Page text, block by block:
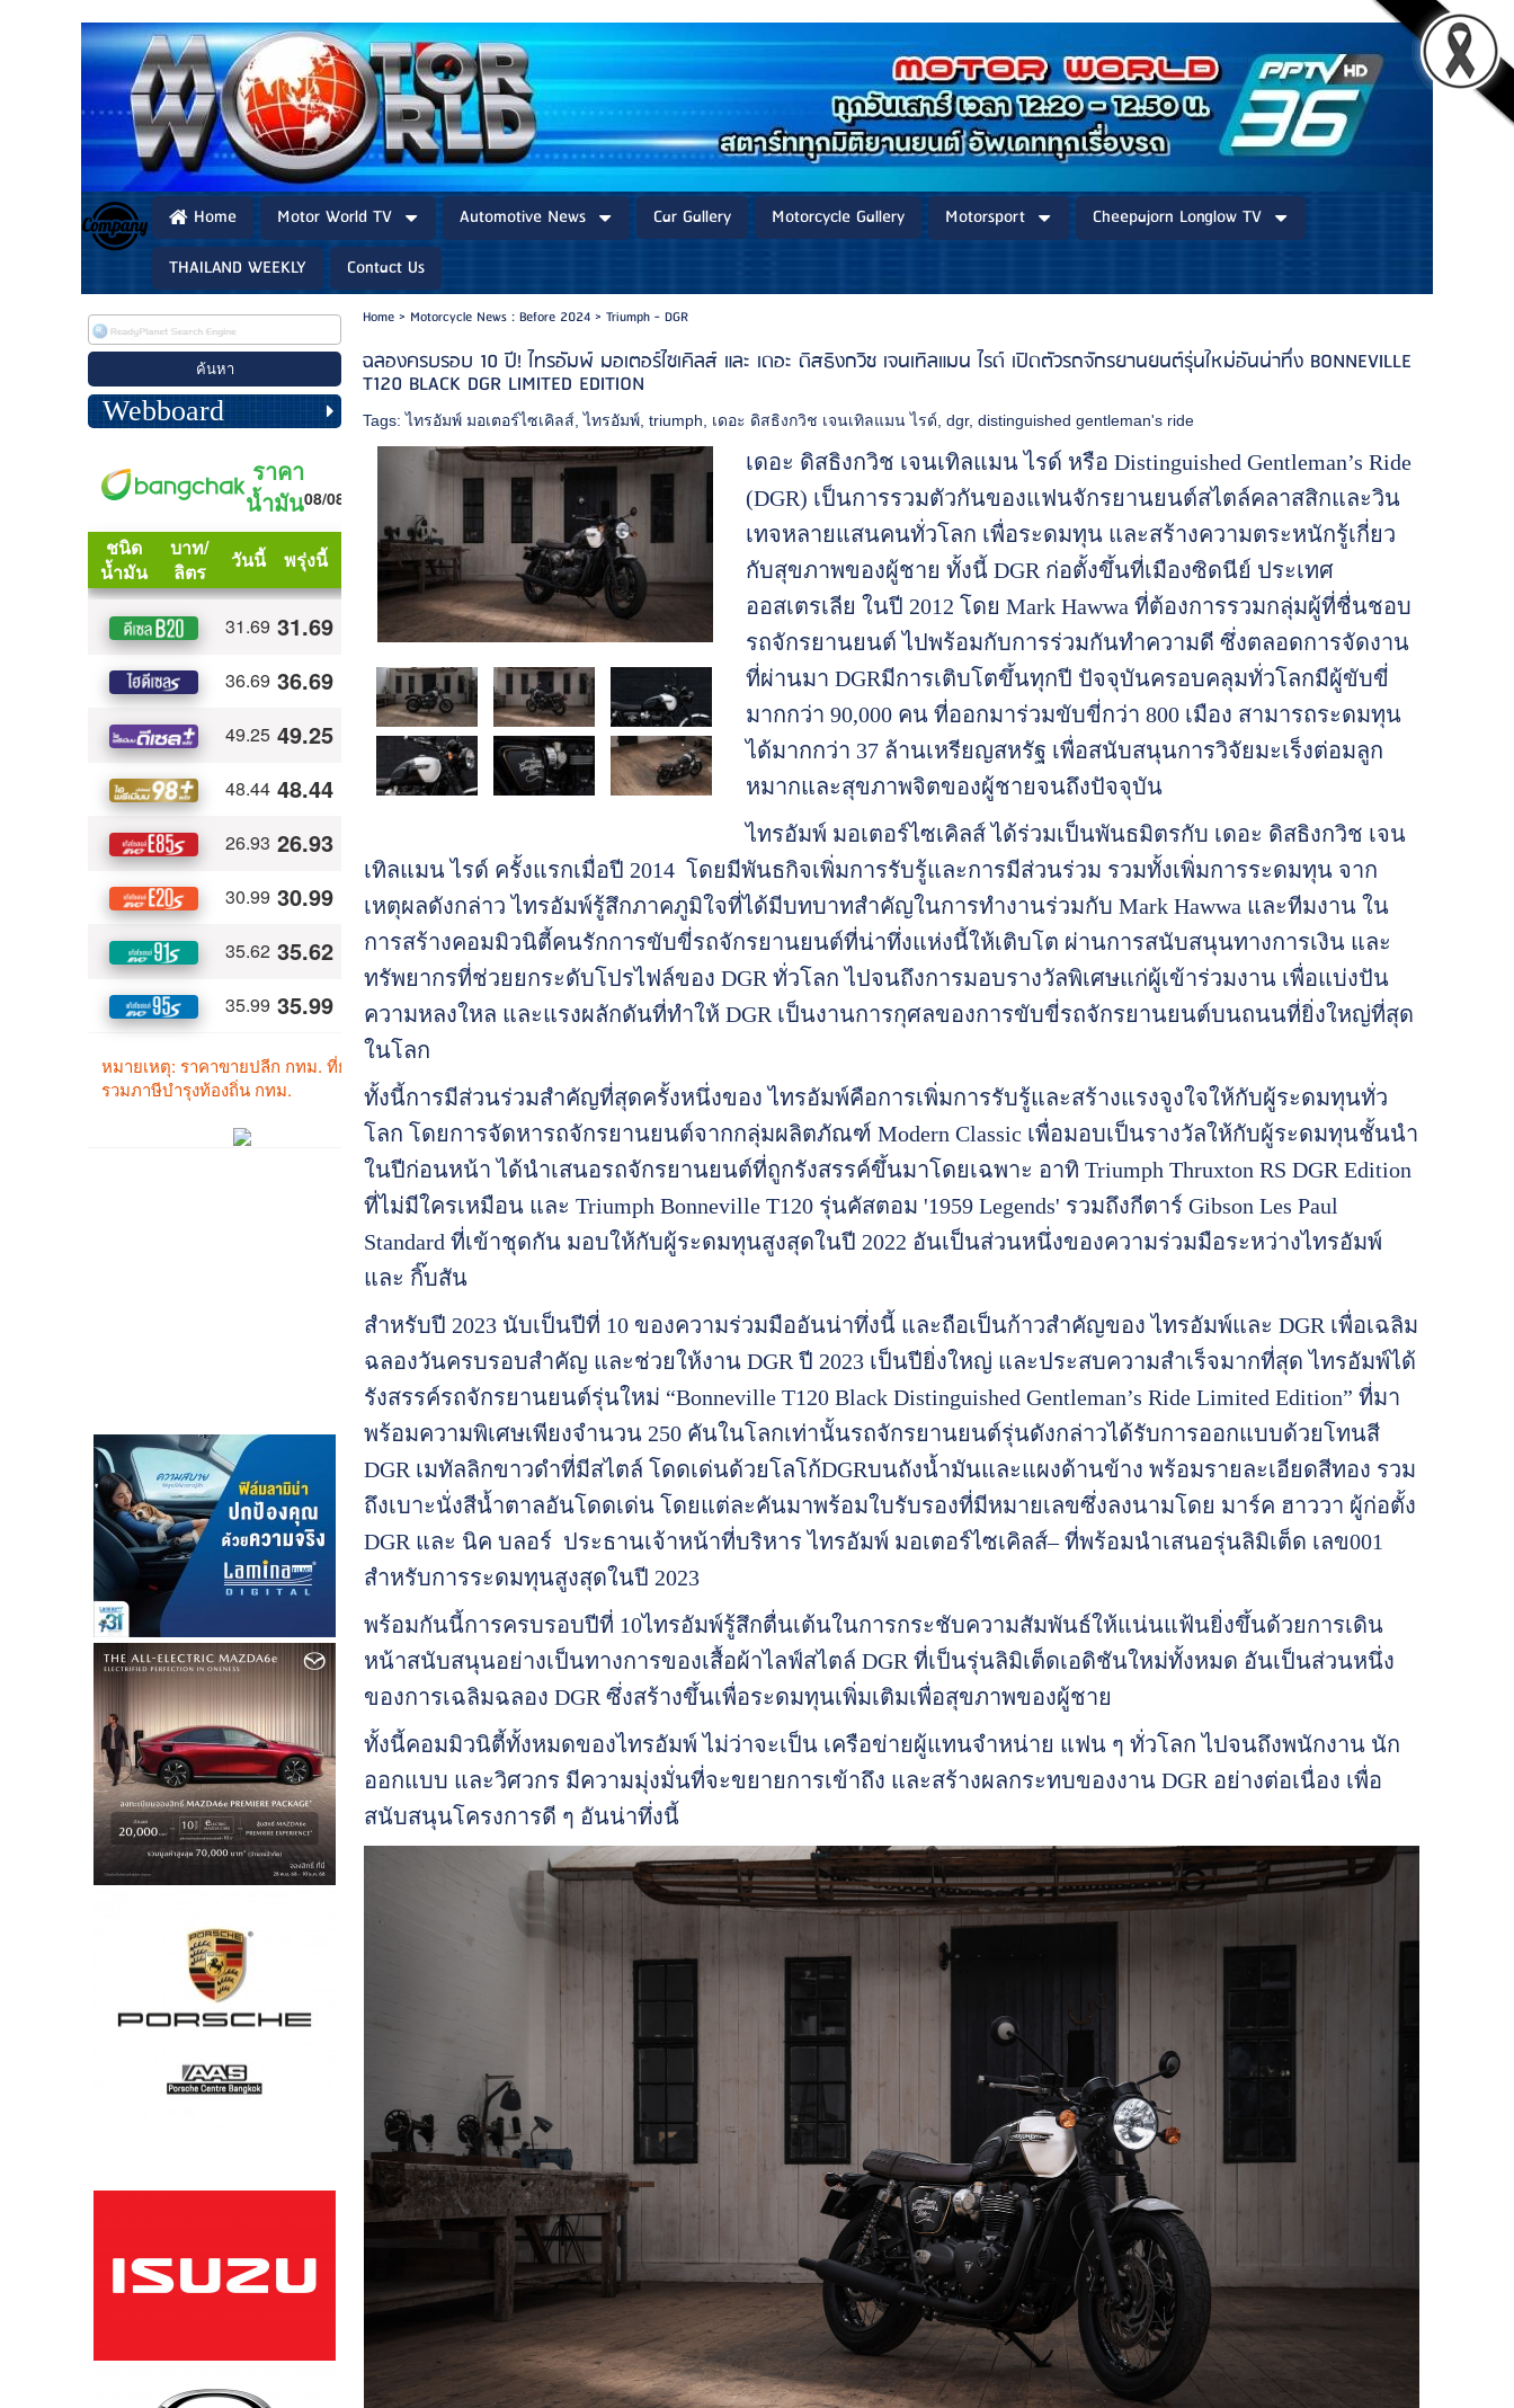
Home Motor World TV Automotive News Car Gallery Motorcycle Gallery Motorsport
Cheepajorn Longlow TV
THAILAND WEEKLY
Contact Us
Webboard
Home> Motorcycle News : Before 2024> Triumph - DGR
ฉลองครบรอบ 10 ปี! ไทรอัมพ์ มอเตอร์ไซเคิลส์ และ เดอะ ดิสธิงกวิช เจนเทิลแมน ไรด์ เปิดตัวรถจักรยานยนต์รุ่นใหม่อันน่าทึ่ง BONNEVILLE
T120 BLACK DGR LIMITED EDITION
Tags:ไทรอัมพ์ มอเตอร์ไซเคิลส์ ,ไทรอัมพ์ ,triumph เดอะ ดิสธิงกวิช เจนเทิลแมน ไรด์ ,dgr,distinguished gentleman's ride
เดอะ ดิสธิงกวิช เจนเทิลแมน ไรด์ หรือ Distinguished Gentleman’s Ride
(DGR) เป็นการรวมตัวกันของแฟนจักรยานยนต์สไตล์คลาสสิกและวิน
เทจหลายแสนคนทั่วโลก เพื่อระดมทุน และสร้างความตระหนักรู้เกี่ยว
กับสุขภาพของผู้ชาย ทั้งนี้ DGR ก่อตั้งขึ้นที่เมืองซิดนีย์ ประเทศ
ออสเตรเลีย ในปี 2012 โดย Mark Hawwa ที่ต้องการรวมกลุ่มผู้ที่ชื่นชอบ
รถจักรยานยนต์ ไปพร้อมกับการร่วมกันทำความดี ซึ่งตลอดการจัดงาน
ที่ผ่านมา DGRมีการเติบโตขึ้นทุกปี ปัจจุบันครอบคลุมทั่วโลกมีผู้ขับขี่
มากกว่า 90,000 คน ที่ออกมาร่วมขับขี่กว่า 800 เมือง สามารถระดมทุน
ได้มากกว่า 37 ล้านเหรียญสหรัฐ เพื่อสนับสนุนการวิจัยมะเร็งต่อมลูก
หมากและสุขภาพจิตของผู้ชายจนถึงปัจจุบัน
ไทรอัมพ์ มอเตอร์ไซเคิลส์ ได้ร่วมเป็นพันธมิตรกับ เดอะ ดิสธิงกวิช เจน
เทิลแมน ไรด์ ครั้งแรกเมื่อปี 2014 โดยมีพันธกิจเพิ่มการรับรู้และการมีส่วนร่วม รวมทั้งเพิ่มการระดมทุน จาก
เหตุผลดังกล่าว ไทรอัมพ์รู้สึกภาคภูมิใจที่ได้มีบทบาทสำคัญในการทำงานร่วมกับ Mark Hawwa และทีมงาน ใน
การสร้างคอมมิวนิตี้คนรักการขับขี่รถจักรยานยนต์ที่น่าทึ่งแห่งนี้ให้เติบโต ผ่านการสนับสนุนทางการเงิน และ
ทรัพยากรที่ช่วยยกระดับโปรไฟล์ของ DGR ทั่วโลก ไปจนถึงการมอบรางวัลพิเศษแก่ผู้เข้าร่วมงาน เพื่อแบ่งปัน
ความหลงใหล และแรงผลักดันที่ทำให้ DGR เป็นงานการกุศลของการขับขี่รถจักรยานยนต์บนถนนที่ยิ่งใหญ่ที่สุด
ในโลก
ทั้งนี้การมีส่วนร่วมสำคัญที่สุดครั้งหนึ่งของ ไทรอัมพ์คือการเพิ่มการรับรู้และสร้างแรงจูงใจให้กับผู้ระดมทุนทั่ว
โลก โดยการจัดหารถจักรยานยนต์จากกลุ่มผลิตภัณฑ์ Modern Classic เพื่อมอบเป็นรางวัลให้กับผู้ระดมทุนชั้นนำ
ในปีก่อนหน้า ได้นำเสนอรถจักรยานยนต์ที่ถูกรังสรรค์ขึ้นมาโดยเฉพาะ อาทิ Triumph Thruxton RS DGR Edition
ที่ไม่มีใครเหมือน และ Triumph Bonneville T120 รุ่นคัสตอม '1959 Legends' รวมถึงกีตาร์ Gibson Les Paul
Standard ที่เข้าชุดกัน มอบให้กับผู้ระดมทุนสูงสุดในปี 2022 อันเป็นส่วนหนึ่งของความร่วมมือระหว่างไทรอัมพ์
และ กิ๊บสัน
สำหรับปี 2023 นับเป็นปีที่ 10 ของความร่วมมืออันน่าทึ่งนี้ และถือเป็นก้าวสำคัญของ ไทรอัมพ์และ DGR เพื่อเฉลิม
ฉลองวันครบรอบสำคัญ และช่วยให้งาน DGR ปี 2023 เป็นปียิ่งใหญ่ และประสบความสำเร็จมากที่สุด ไทรอัมพ์ได้
รังสรรค์รถจักรยานยนต์รุ่นใหม่ “Bonneville T120 Black Distinguished Gentleman’s Ride Limited Edition” ที่มา
พร้อมความพิเศษเพียงจำนวน 250 คันในโลกเท่านั้นรถจักรยานยนต์รุ่นดังกล่าวได้รับการออกแบบด้วยโทนสี
DGR เมทัลลิกขาวดำที่มีสไตล์ โดดเด่นด้วยโลโก้DGRบนถังน้ำมันและแผงด้านข้าง พร้อมรายละเอียดสีทอง รวม
ถึงเบาะนั่งสีน้ำตาลอันโดดเด่น โดยแต่ละคันมาพร้อมใบรับรองที่มีหมายเลขซึ่งลงนามโดย มาร์ค ฮาววา ผู้ก่อตั้ง
DGR และ นิค บลอร์ ประธานเจ้าหน้าที่บริหาร ไทรอัมพ์ มอเตอร์ไซเคิลส์– ที่พร้อมนำเสนอรุ่นลิมิเต็ด เลข001
สำหรับการระดมทุนสูงสุดในปี 2023
พร้อมกันนี้การครบรอบปีที่ 10ไทรอัมพ์รู้สึกตื่นเต้นในการกระชับความสัมพันธ์ให้แน่นแฟ้นยิ่งขึ้นด้วยการเดิน
หน้าสนับสนุนอย่างเป็นทางการของเสื้อผ้าไลฟ์สไตล์ DGR ที่เป็นรุ่นลิมิเต็ดเอดิชันใหม่ทั้งหมด อันเป็นส่วนหนึ่ง
ของการเฉลิมฉลอง DGR ซึ่งสร้างขึ้นเพื่อระดมทุนเพิ่มเติมเพื่อสุขภาพของผู้ชาย
ทั้งนี้คอมมิวนิตี้ทั้งหมดของไทรอัมพ์ ไม่ว่าจะเป็น เครือข่ายผู้แทนจำหน่าย แฟน ๆ ทั่วโลก ไปจนถึงพนักงาน นัก
ออกแบบ และวิศวกร มีความมุ่งมั่นที่จะขยายการเข้าถึง และสร้างผลกระทบของงาน DGR อย่างต่อเนื่อง เพื่อ
สนับสนุนโครงการดี ๆ อันน่าทึ่งนี้